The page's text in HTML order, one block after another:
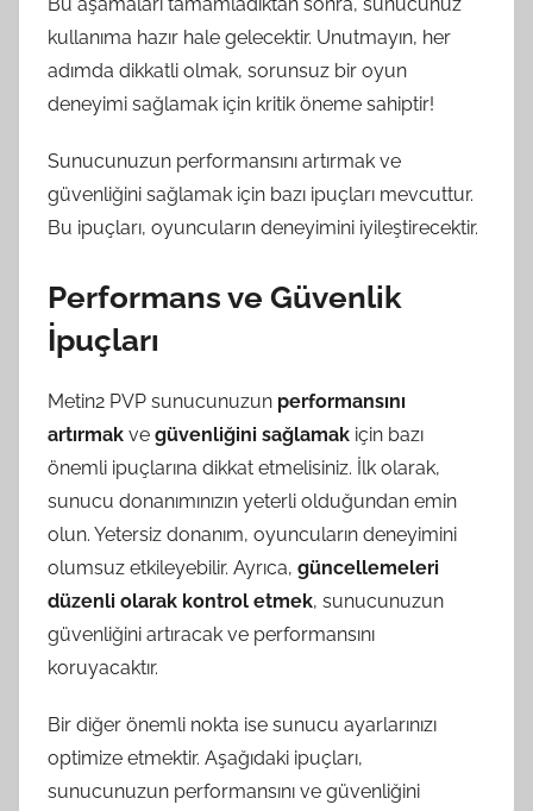
kullanıma hazır hale gelecektir. Unutmayın, her
adımda dikkatli olmak, sorunsuz bir oyun
deneyimi sağlamak için kritik öneme sahiptir!
Sunucunuzun performansını artırmak ve
güvenliğini sağlamak için bazı ipuçları mevcuttur.
Bu ipuçları, oyuncuların deneyimini iyileştirecektir.
Performans ve Güvenlik
İpuçları
Metin2 PVP sunucunuzun performansını
artırmak ve güvenliğini sağlamak için bazı
önemli ipuçlarına dikkat etmelisiniz. İlk olarak,
sunucu donanımınızın yeterli olduğundan emin
olun. Yetersiz donanım, oyuncuların deneyimini
olumsuz etkileyebilir. Ayrıca, güncellemeleri
düzenli olarak kontrol etmek, sunucunuzun
güvenliğini artıracak ve performansını
koruyacaktır.
Bir diğer önemli nokta ise sunucu ayarlarınızı
optimize etmektir. Aşağıdaki ipuçları,
sunucunuzun performansını ve güvenliğini